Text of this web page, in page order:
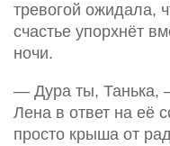
тревогой ожидала,
счастье упорхнёт
ночи.
— Дура ты, Танька,
Лена в ответ на её
просто крыша от